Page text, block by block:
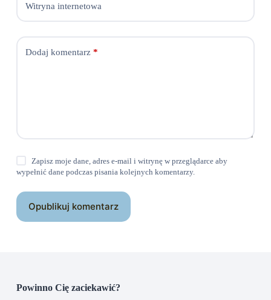
Witryna internetowa
Dodaj komentarz*
Zapisz moje dane, adres e-mail i witrynę w przeglądarce aby
wypełnić dane podczas pisania kolejnych komentarzy.
Opublikuj komentarz
Powinno Cię zaciekawić?